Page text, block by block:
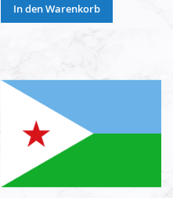
In den Warenkorb